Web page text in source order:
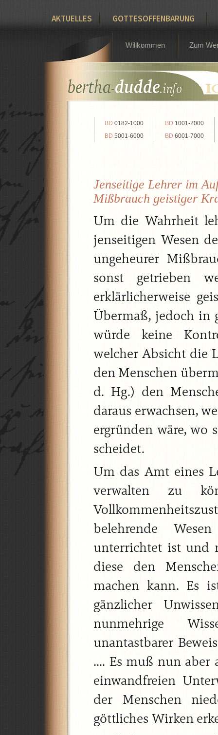
AKTUELLES GOTTESOFFENBARUNG
Willkommen Zum
BD 0182-1000 BD 1001-2000
BD 5001-6000 BD 6001-7000
Jenseitige Lehrer im
Mißbrauch geistiger
Um die Wahrheit
jenseitigen Wesen
ungeheurer
sonst getrieben
erklärlicherweise
Übermaß, jedoch in
würde keine
welcher Absicht die
den Menschen
d. Hg.) den
daraus erwachsen,
ergründen wäre, wo
scheidet.
Um das Amt eines
verwalten zu
belehrende
unterrichtet ist und
diese den
machen kann. Es
gänzlicher
nunmehrige
unantastbarer
.... Es muß nun aber
einwandfreien
der Menschen
göttliches Wirken